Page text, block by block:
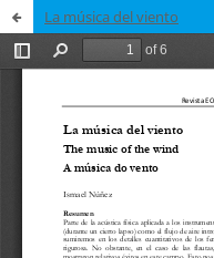
La música del viento